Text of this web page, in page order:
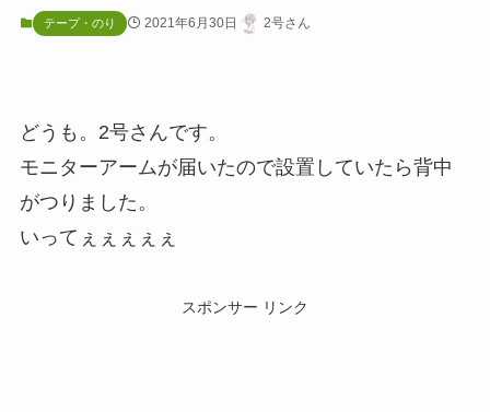
テープ・のり 2021年6月30日 2号さん
どうも。2号さんです。
モニターアームが届いたので設置していたら背中
がつりました。
いってぇぇぇぇぇ
スポンサー リンク